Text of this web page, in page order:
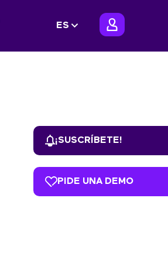
ES
¡SUSCRÍBETE!
PIDE UNA DEMO